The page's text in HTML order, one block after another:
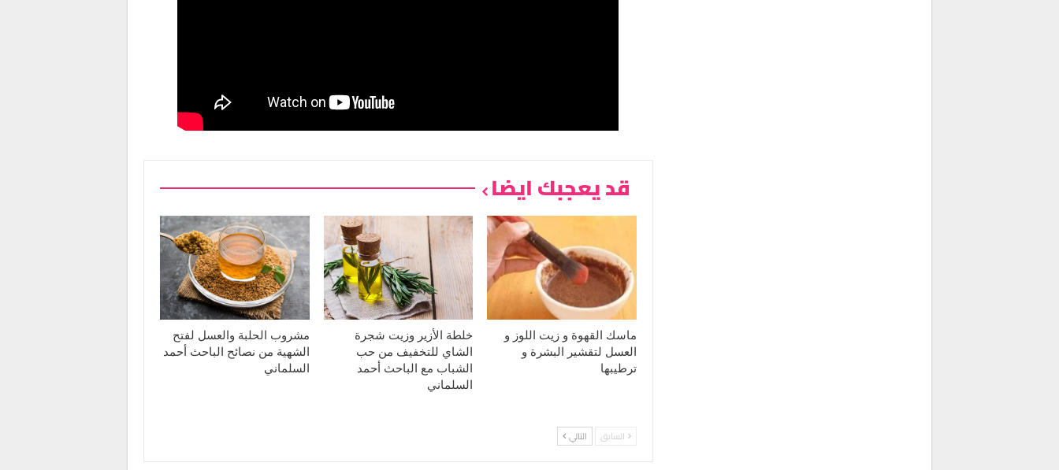
قد يعجبك ايضا
ماسك القهوة و زيت اللوز و
العسل لتقشير البشرة و
ترطيبها
خلطة الأزير وزيت شجرة
الشاي للتخفيف من حب
الشباب مع الباحث أحمد
السلماني
مشروب الحلبة والعسل لفتح
الشهية من نصائح الباحث أحمد
السلماني
السابق التالي